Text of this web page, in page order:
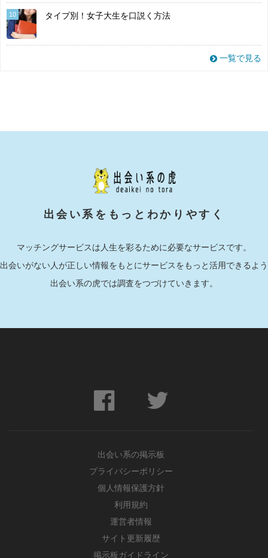
10 タイプ別！女子大生を口説く方法
一覧で見る
出会い系をもっとわかりやすく
マッチングサービスは人生を彩るために必要なサービスです。
出会いがない人が正しい情報をもとにサービスをもっと活用できるよう
出会い系の虎では調査をつづけていきます。
出会い系の掲示板
プライバシーポリシー
個人情報保護方針
利用規約
運営者情報
サイト更新履歴
掲示板ガイドライン